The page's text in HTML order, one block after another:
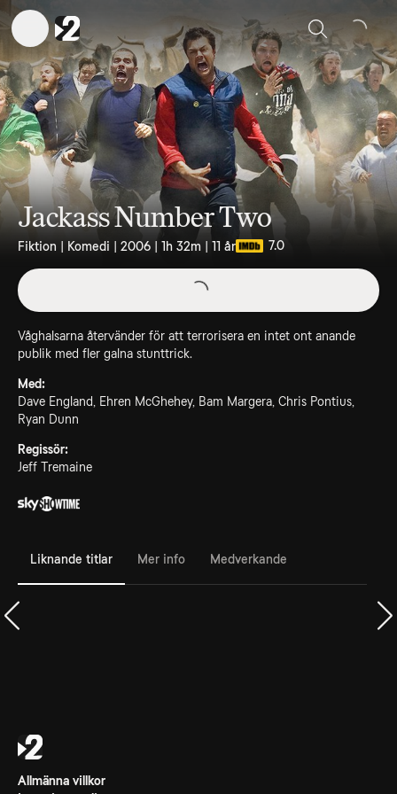
Sök
Jackass Number Two
Fiktion | Komedi | 2006 | 1h 32m | 11 år 7.0
Våghalsarna återvänder för att terrorisera en intet ont anande
publik med fler galna stunttrick.
Med:
Dave England, Ehren McGhehey, Bam Margera, Chris Pontius,
Ryan Dunn
Regissör:
Jeff Tremaine
Liknande titlar Mer info Medverkande
Allmänna villkor